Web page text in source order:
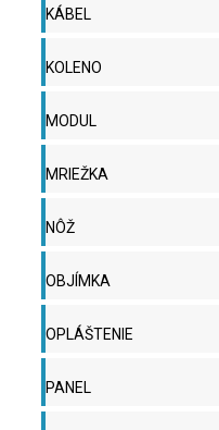
KÁBEL
KOLENO
MODUL
MRIEŽKA
NÔŽ
OBJÍMKA
OPLÁŠTENIE
PANEL